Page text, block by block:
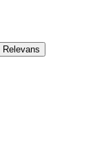
Relevans